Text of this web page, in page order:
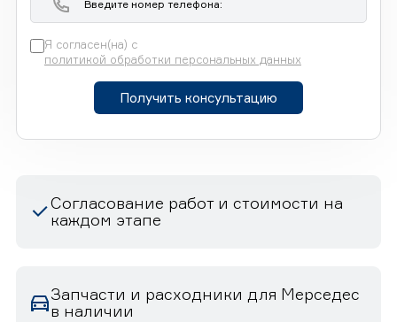
Я согласен(на) с
политикой обработки персональных данных
Получить консультацию
Согласование работ и стоимости на
каждом этапе
Запчасти и расходники для Мерседес
в наличии